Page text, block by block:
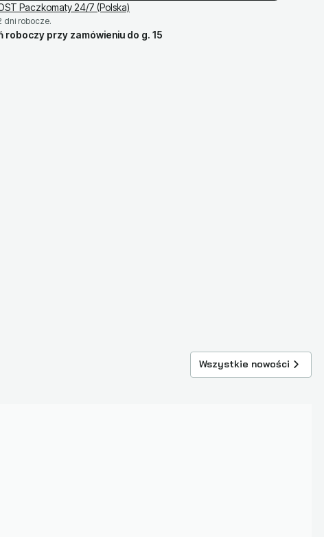
Paczkomaty 24/7 (Polska)
dni robocze.
roboczy przy zamówieniu do g. 15
Wszystkie nowości